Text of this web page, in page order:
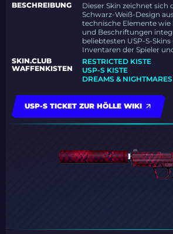
BESCHREIBUNG
Dieser Skin zeichnet
Schwarz-Weiß-Design
technische Elemente wie
und Beschriftungen
beliebtesten USP-S-
Inventaren der Spieler
SKIN.CLUB
WAFFENKISTEN
RESTRICTED KISTE
USP-S KISTE
DREAMS &
USP-S TICKET ZUR HÖLLE WIKI